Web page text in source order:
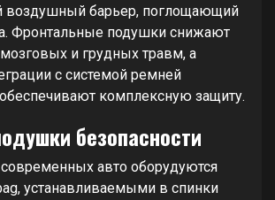
воздушный барьер, поглощающий
Фронтальные подушки снижают
и грудных травм, а
с системой ремней
комплексную защиту.
безопасности
авто оборудуются
устанавливаемыми в спинки